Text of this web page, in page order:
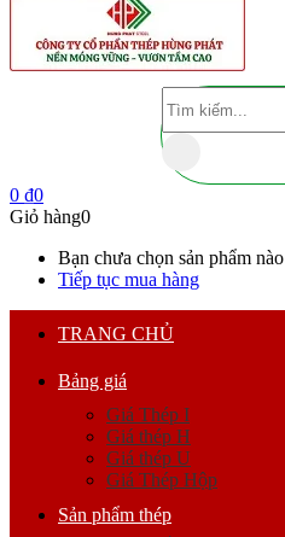
0 ₫0
Giỏ hàng0
Bạn chưa chọn sản phẩm nào
Tiếp tục mua hàng
TRANG CHỦ
Bảng giá
Giá Thép I
Giá thép H
Giá thép U
Giá Thép Hộp
Sản phẩm thép